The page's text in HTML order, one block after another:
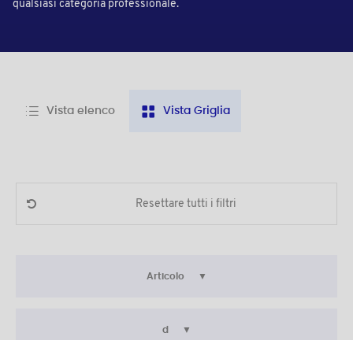
qualsiasi categoria professionale.
Vista elenco Vista Griglia
Resettare tutti i filtri
Articolo
d